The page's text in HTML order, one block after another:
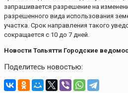
запрашивается разрешение на
разрешенного вида использования
участка. Срок направления такого
сокращается с 10 до 7 дней.
Новости Тольятти Городские
Поделитесь новостью: